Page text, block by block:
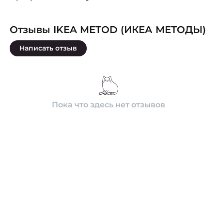
Отзывы IKEA METOD (ИКЕА МЕТОДЫ)
Написать отзыв
Пока что здесь нет отзывов